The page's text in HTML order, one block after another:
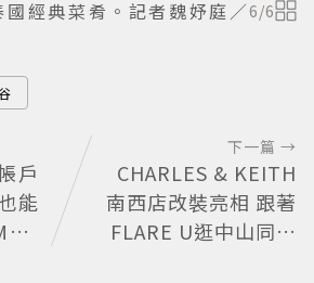
經典菜肴。記者魏妤庭／ 6/6
戶
能
A
下一篇 →
CHARLES & KEITH
南西店改裝亮相 跟著
FLARE U逛中山同款